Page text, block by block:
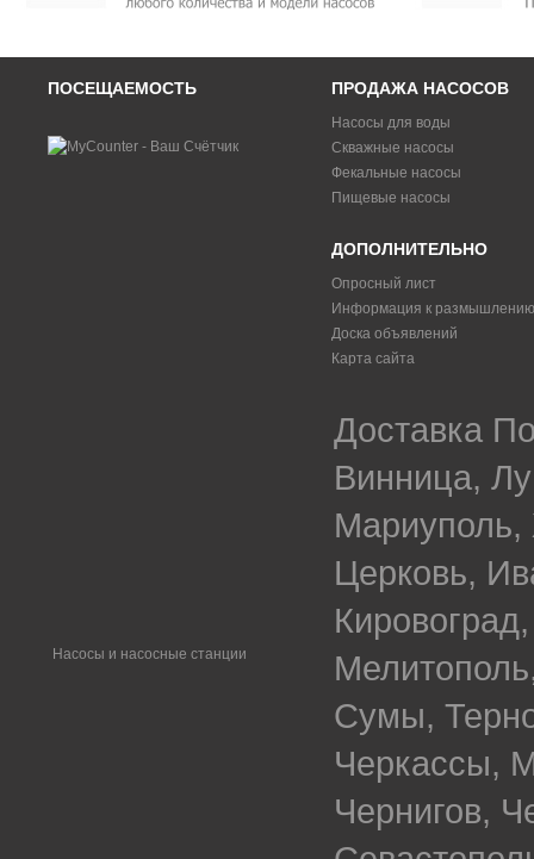
ПОСЕЩАЕМОСТЬ ПРОДАЖА НАСОСОВ
Насосы для воды
Скважные насосы
Фекальные насосы
Пищевые насосы
ДОПОЛНИТЕЛЬНО
Опросный лист
Информация к размышлению
Доска объявлений
Карта сайта
Насосы и насосные станции
Доставка
Винница,
Церковь,
Сумы,
Черкассы,
Чернигов,